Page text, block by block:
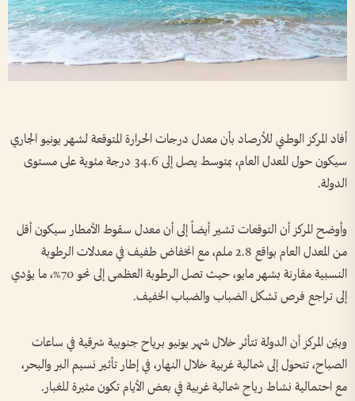
أفاد المركز الوطني للأرصاد بأن معدل درجات الحرارة المتوقعة لشهر يونيو الجاري
سيكون حول المعدل العام، بمتوسط يصل إلى 34.6 درجة مئوية على مستوى
الدولة.
وأوضح المركز أن التوقعات تشير أيضاً إلى أن معدل سقوط الأمطار سيكون أقل
من المعدل العام بواقع 2.8 ملم، مع انخفاض طفيف في معدلات الرطوبة
النسبية مقارنة بشهر مايو، حيث تصل الرطوبة العظمى إلى نحو 70%، ما يؤدي
إلى تراجع فرص تشكل الضباب والضباب الخفيف.
وبيّن المركز أن الدولة تتأثر خلال شهر يونيو برياح جنوبية شرقية في ساعات
الصباح، تتحول إلى شمالية غربية خلال النهار، في إطار تأثير نسيم البر والبحر،
مع احتمالية نشاط رياح شمالية غربية في بعض الأيام تكون مثيرة للغبار.